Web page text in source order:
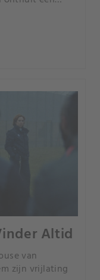
steeds
Altid
van
zijn vrijlating